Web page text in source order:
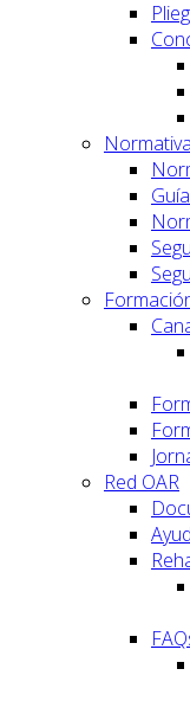
Normativa
Red OAR